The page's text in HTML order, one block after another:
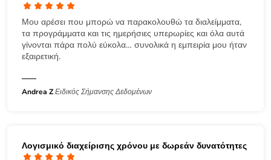
Μου αρέσει που μπορώ να παρακολουθώ τα διαλείμματα,
τα προγράμματα και τις ημερήσιες υπερωρίες και όλα αυτά
γίνονται πάρα πολύ εύκολα… συνολικά η εμπειρία μου ήταν
εξαιρετική.
Andrea ZΕιδικός Σήμανσης Δεδομένων
Λογισμικό διαχείρισης χρόνου με δωρεάν δυνατότητες